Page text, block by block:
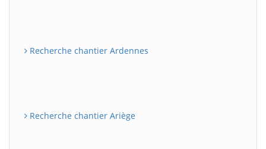
Recherche chantier Ardennes
Recherche chantier Ariège